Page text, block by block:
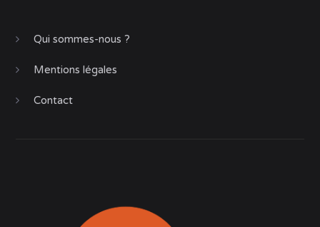
Qui sommes-nous ?
Mentions légales
Contact